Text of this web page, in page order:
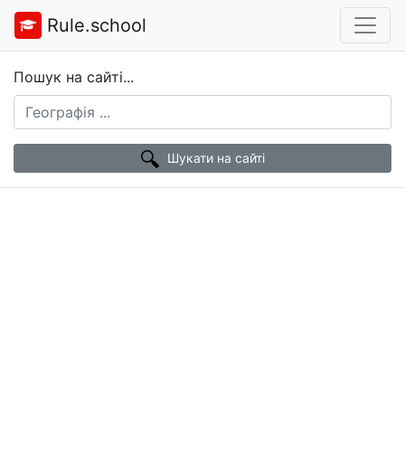
Rule.school
Пошук на сайті...
Шукати на сайті